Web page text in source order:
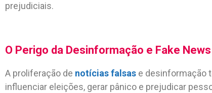
prejudiciais.
O Perigo da Desinformação e Fake News
A proliferação de notícias falsas e desinformação
influenciar eleições, gerar pânico e prejudicar